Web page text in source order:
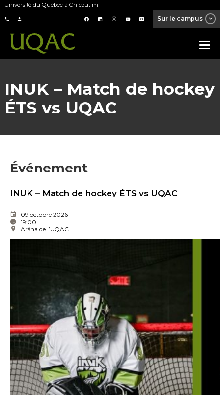
Université du Québec à Chicoutimi
Sur le campus
INUK – Match de hockey
ÉTS vs UQAC
Événement
INUK – Match de hockey ÉTS vs UQAC
09 octobre 2026
19:00
Aréna de l’UQAC